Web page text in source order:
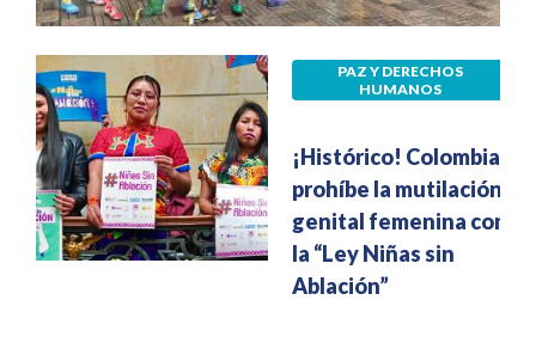
PAZ Y DERECHOS
HUMANOS
¡Histórico! Colombia
prohíbe la mutilación
genital femenina con
la “Ley Niñas sin
Ablación”